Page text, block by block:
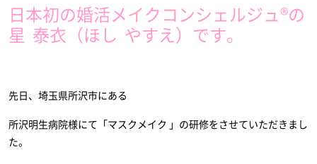
日本初の婚活メイクコンシェルジュ®︎の
星 泰衣（ほし やすえ）です。
先日、埼玉県所沢市にある
所沢明生病院様にて「マスクメイク 」の研修をさせていただきまし
た。